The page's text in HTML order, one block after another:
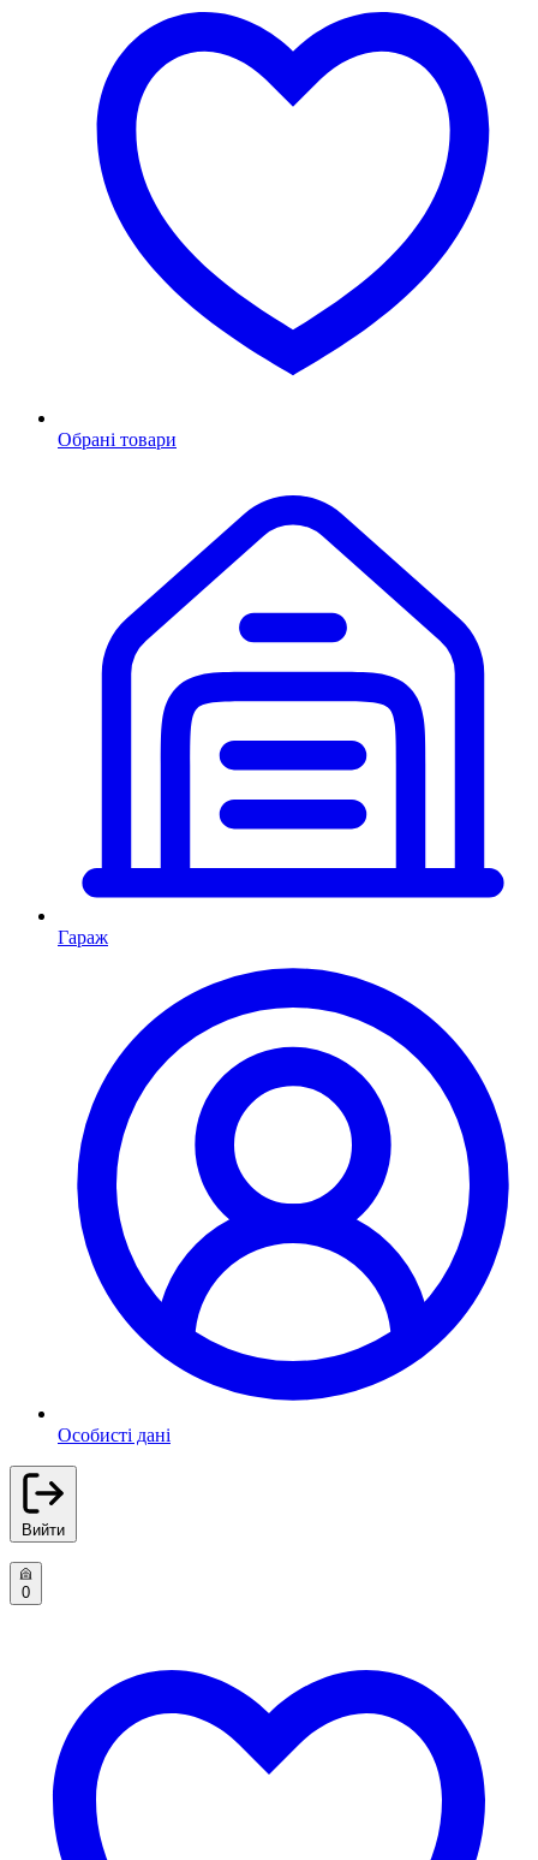
Обрані товари
Гараж
Особисті дані
Вийти
0